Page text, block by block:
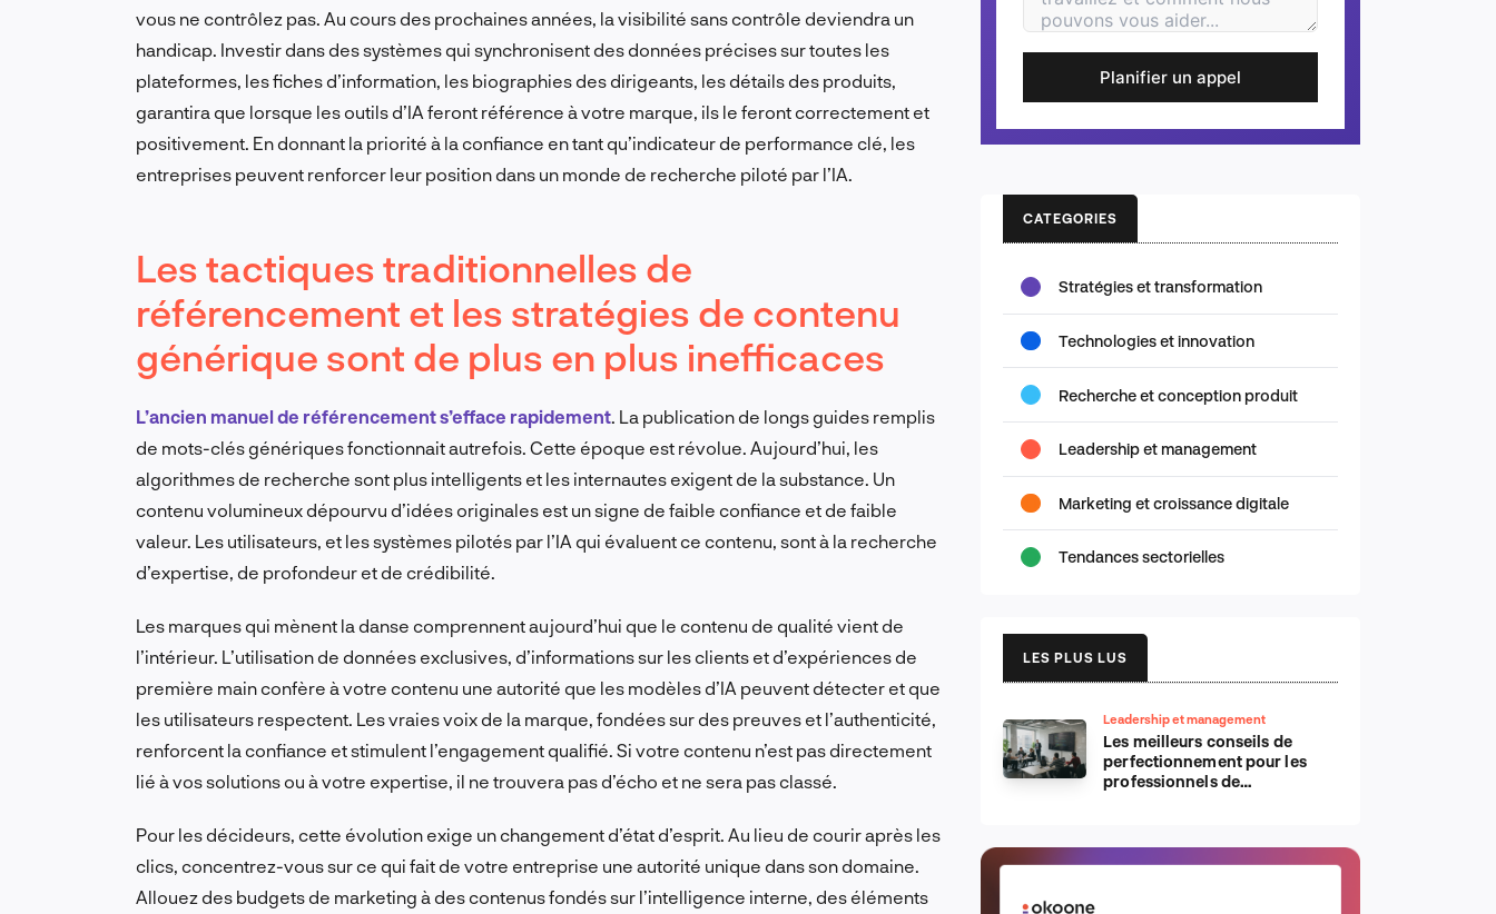
vous ne contrôlez pas. Au cours des prochaines années, la visibilité sans contrôle deviendra un
handicap. Investir dans des systèmes qui synchronisent des données précises sur toutes les
plateformes, les fiches d’information, les biographies des dirigeants, les détails des produits,
garantira que lorsque les outils d’IA feront référence à votre marque, ils le feront correctement et
positivement. En donnant la priorité à la confiance en tant qu’indicateur de performance clé, les
entreprises peuvent renforcer leur position dans un monde de recherche piloté par l’IA.
Les tactiques traditionnelles de
référencement et les stratégies de contenu
générique sont de plus en plus inefficaces
L’ancien manuel de référencement s’efface rapidement. La publication de longs guides remplis
de mots-clés génériques fonctionnait autrefois. Cette époque est révolue. Aujourd’hui, les
algorithmes de recherche sont plus intelligents et les internautes exigent de la substance. Un
contenu volumineux dépourvu d’idées originales est un signe de faible confiance et de faible
valeur. Les utilisateurs, et les systèmes pilotés par l’IA qui évaluent ce contenu, sont à la recherche
d’expertise, de profondeur et de crédibilité.
Les marques qui mènent la danse comprennent aujourd’hui que le contenu de qualité vient de
l’intérieur. L’utilisation de données exclusives, d’informations sur les clients et d’expériences de
première main confère à votre contenu une autorité que les modèles d’IA peuvent détecter et que
les utilisateurs respectent. Les vraies voix de la marque, fondées sur des preuves et l’authenticité,
renforcent la confiance et stimulent l’engagement qualifié. Si votre contenu n’est pas directement
lié à vos solutions ou à votre expertise, il ne trouvera pas d’écho et ne sera pas classé.
Pour les décideurs, cette évolution exige un changement d’état d’esprit. Au lieu de courir après les
clics, concentrez-vous sur ce qui fait de votre entreprise une autorité unique dans son domaine.
Allouez des budgets de marketing à des contenus fondés sur l’intelligence interne, des éléments
Planifier un appel
CATEGORIES
Stratégies et transformation
Technologies et innovation
Recherche et conception produit
Leadership et management
Marketing et croissance digitale
Tendances sectorielles
LES PLUS LUS
Leadership et management
Les meilleurs conseils de
perfectionnement pour les
professionnels de